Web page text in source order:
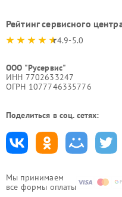
Мы принимаем
все формы оплаты
Рейтинг сервисного
4.9-5.0
ООО "Русервис"
ИНН 7702633247
ОГРН 1077746335776
Поделиться в соц. сетях: